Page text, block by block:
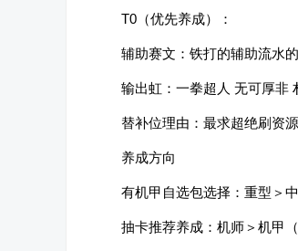
T0（优先养成）：
辅助赛文：铁打的辅助流水
输出虹：一拳超人 无可厚非
替补位理由：最求超绝刷资
养成方向
有机甲自选包选择：重型＞
抽卡推荐养成：机师＞机甲